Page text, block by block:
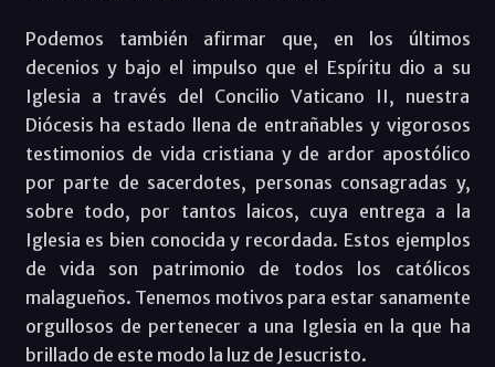
Podemos también afirmar que, en los últimos
decenios y bajo el impulso que el Espíritu dio a su
Iglesia a través del Concilio Vaticano II, nuestra
Diócesis ha estado llena de entrañables y vigorosos
testimonios de vida cristiana y de ardor apostólico
por parte de sacerdotes, personas consagradas y,
sobre todo, por tantos laicos, cuya entrega a la
Iglesia es bien conocida y recordada. Estos ejemplos
de vida son patrimonio de todos los católicos
malagueños. Tenemos motivos para estar sanamente
orgullosos de pertenecer a una Iglesia en la que ha
brillado de este modo la luz de Jesucristo.